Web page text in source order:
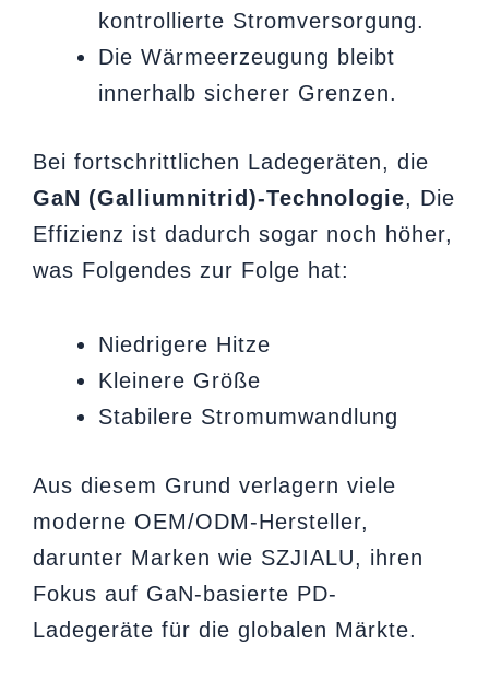
kontrollierte Stromversorgung.
Die Wärmeerzeugung bleibt
innerhalb sicherer Grenzen.
Bei fortschrittlichen Ladegeräten, die
GaN (Galliumnitrid)-Technologie, Die
Effizienz ist dadurch sogar noch höher,
was Folgendes zur Folge hat:
Niedrigere Hitze
Kleinere Größe
Stabilere Stromumwandlung
Aus diesem Grund verlagern viele
moderne OEM/ODM-Hersteller,
darunter Marken wie SZJIALU, ihren
Fokus auf GaN-basierte PD-
Ladegeräte für die globalen Märkte.